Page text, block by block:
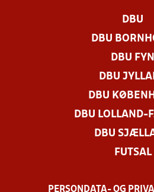
DBU
DBU
DBU FYN
DBU
DBU
DBU LOLLAND-
DBU
FUTSAL
PERSONDATA- OG